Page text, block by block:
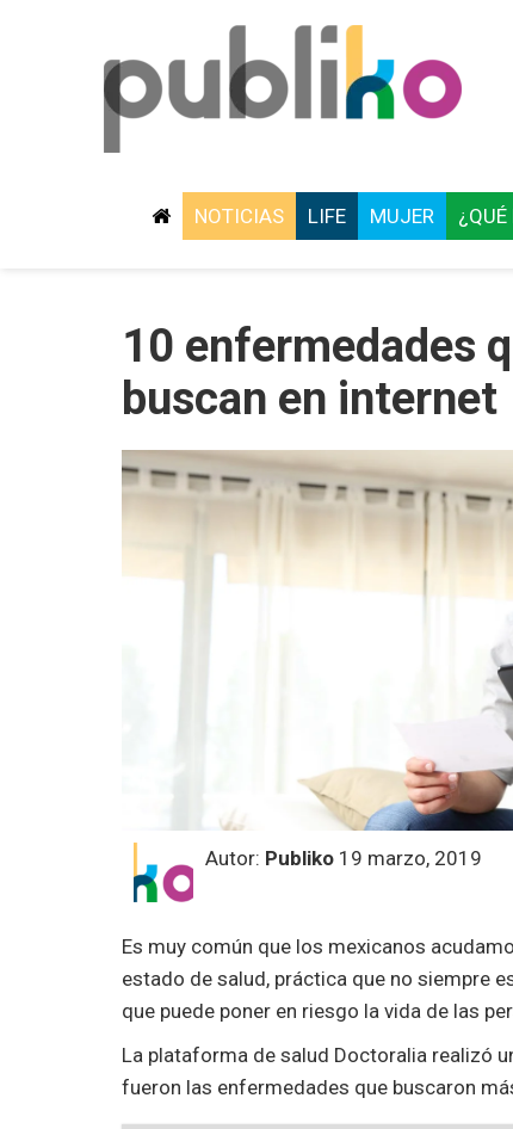
NOTICIAS LIFE MUJER ¿QUÉ
10 enfermedades
buscan en internet
Autor: Publiko 19 marzo, 2019
Es muy común que los mexicanos
estado de salud, práctica que no siempre
que puede poner en riesgo la vida de las
La plataforma de salud Doctoralia realizó
fueron las enfermedades que buscaron